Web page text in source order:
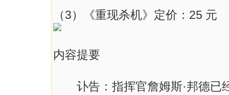
（3）《重现杀机》定价：25 元
内容提要
讣告：指挥官詹姆斯·邦德已